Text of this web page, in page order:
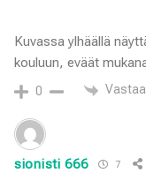
Kuvassa ylhäällä
kouluun, eväät
0 Vastaa
sionisti 666 7